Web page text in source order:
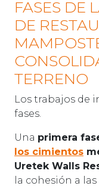
FASES DE
DE
TERRENO
Los trabajos de
fases.
Una primera
los cimientos
Uretek Walls
la cohesión a